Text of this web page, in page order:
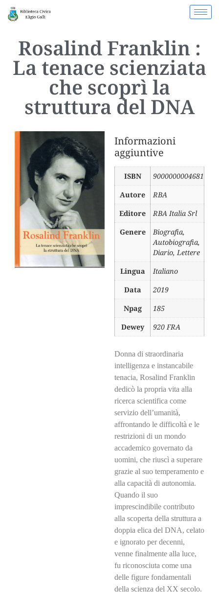
Rosalind Franklin :
La tenace scienziata
che scoprì la
struttura del DNA
Informazioni
aggiuntive
ISBN
9000000004681
Autore
RBA
Editore
RBA Italia Srl
Genere
Biografia,
Autobiografia,
Diario, Lettere
Lingua
Italiano
Data
2019
Npag
185
Dewey
920 FRA
Donna di straordinaria
intelligenza e instancabile
tenacia, Rosalind Franklin
dedicò la propria vita alla
ricerca scientifica come
servizio dell’umanità,
affrontando le difficoltà e le
restrizioni di un mondo
accademico governato da
uomini, che riuscì a superare
grazie al suo temperamento e
alla capacità di autonomia.
Quando il suo
imprescindibile contributo
alla scoperta della struttura a
doppia elica del DNA, celato
e ignorato per decenni,
venne finalmente alla luce,
fu riconosciuta come una
delle figure fondamentali
della scienza del XX secolo.